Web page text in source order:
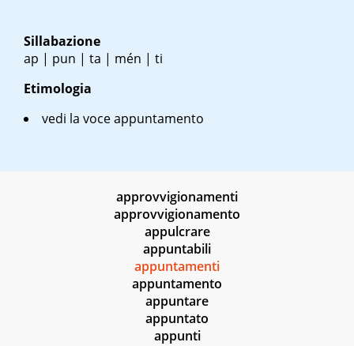
Sillabazione
ap | pun | ta | mén | ti
Etimologia
vedi la voce appuntamento
approvvigionamenti
approvvigionamento
appulcrare
appuntabili
appuntamenti
appuntamento
appuntare
appuntato
appunti